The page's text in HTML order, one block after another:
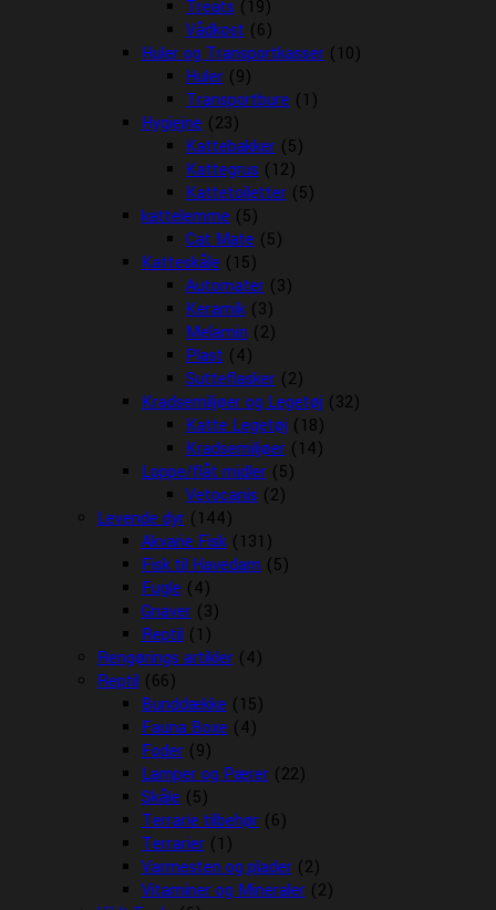
Treats (19)
Vådkost (6)
Huler og Transportkasser (10)
Huler (9)
Transportbure (1)
Hygiejne (23)
Kattebakker (5)
Kattegrus (12)
Kattetoiletter (5)
kattelemme (5)
Cat Mate (5)
Katteskåle (15)
Automater (3)
Keramik (3)
Melamin (2)
Plast (4)
Sutteflasker (2)
Kradsemiljøer og Legetøj (32)
Katte Legetøj (18)
Kradsemiljøer (14)
Loppe/flåt midler (5)
Vetocanis (2)
Levende dyr (144)
Akvarie Fisk (131)
Fisk til Havedam (5)
Fugle (4)
Gnaver (3)
Reptil (1)
Rengørings artikler (4)
Reptil (66)
Bunddække (15)
Fauna Boxe (4)
Foder (9)
Lamper og Pærer (22)
Skåle (5)
Terrarie tilbehør (6)
Terrarier (1)
Varmesten og plader (2)
Vitaminer og Mineraler (2)